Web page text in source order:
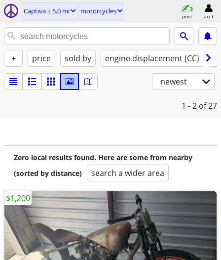
Captiva ± 5.0 mi motorcycles
post acct
+ price sold by engine displacement (CC)
newest
1 - 2 of 27
Zero local results found. Here are some from nearby
(sorted by distance)
search a wider area
$1,200